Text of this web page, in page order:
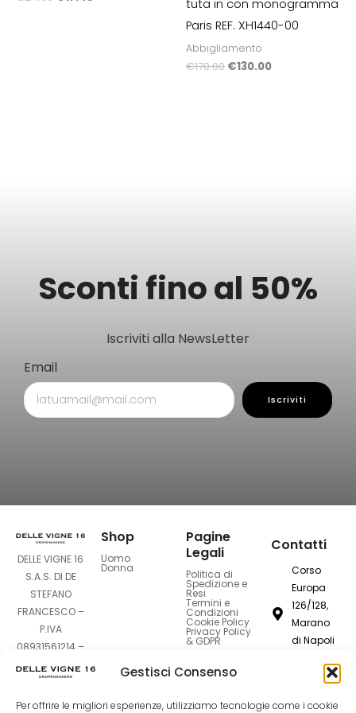
Gestisci Consenso
Per offrire le migliori esperienze, utilizziamo tecnologie come i cookie
tuta in con monogramma
Paris REF. XH1440-00
Abbigliamento
€170.00 €130.00
Sconti fino al 50%
Iscriviti alla NewsLetter
Email
Iscriviti
DELLE VIGNE 16
S.A.S. DI DE
STEFANO
FRANCESCO –
P.IVA
08931561214 –
Sede Legale:
Corso Europa
126-128 –
Shop
Uomo
Donna
Pagine
Legali
Politica di
Spedizione e
Resi
Termini e
Condizioni
Cookie Policy
Privacy Policy
& GDPR
Contatti
Corso
Europa
126/128,
Marano
di Napoli